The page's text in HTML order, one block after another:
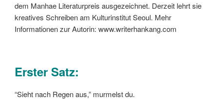
dem Manhae Literaturpreis ausgezeichnet. Derzeit lehrt sie
kreatives Schreiben am Kulturinstitut Seoul. Mehr
Informationen zur Autorin: www.writerhankang.com
Erster Satz:
“Sieht nach Regen aus,” murmelst du.